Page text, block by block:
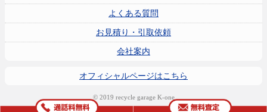
よくある質問
お見積り・引取依頼
会社案内
オフィシャルページはこちら
© 2019 recycle garage K-one